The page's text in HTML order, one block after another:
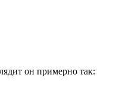
он примерно так: